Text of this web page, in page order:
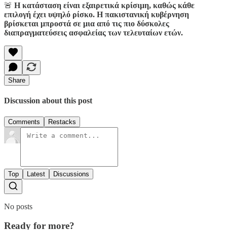
🚨 Η κατάσταση είναι εξαιρετικά κρίσιμη, καθώς κάθε
επιλογή έχει υψηλό ρίσκο. Η πακιστανική κυβέρνηση
βρίσκεται μπροστά σε μια από τις πιο δύσκολες
διαπραγματεύσεις ασφαλείας των τελευταίων ετών.
Share
Discussion about this post
Comments Restacks
Top Latest Discussions
No posts
Ready for more?